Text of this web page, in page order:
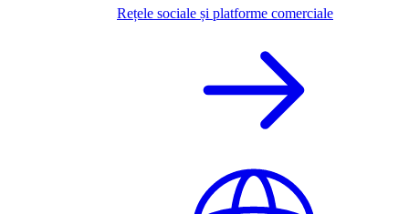
Rețele sociale și platforme comerciale